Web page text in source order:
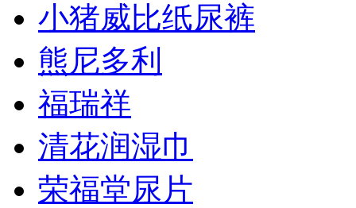
小猪威比纸尿裤
熊尼多利
福瑞祥
清花润湿巾
荣福堂尿片